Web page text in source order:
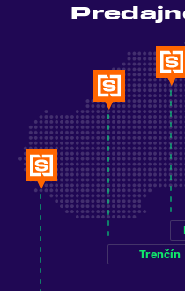
Trenčín